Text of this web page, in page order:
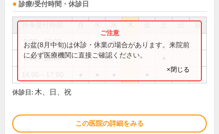
診療/受付時間・休診日
祝
9:00～12:00 ● ● ● ●
9:00～12:30
お盆(8月中旬)は休診・休業の場合があります。来院前
に必ず医療機関に直接ご確認ください。
×閉じる
休診日: 木、日、祝
この医院の詳細をみる